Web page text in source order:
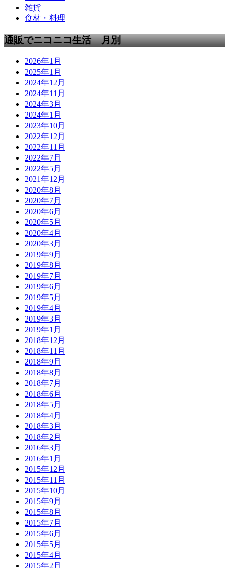
雑貨
食材・料理
通販でニコニコ生活 月別
2026年1月
2025年1月
2024年12月
2024年11月
2024年3月
2024年1月
2023年10月
2022年12月
2022年11月
2022年7月
2022年5月
2021年12月
2020年8月
2020年7月
2020年6月
2020年5月
2020年4月
2020年3月
2019年9月
2019年8月
2019年7月
2019年6月
2019年5月
2019年4月
2019年3月
2019年1月
2018年12月
2018年11月
2018年9月
2018年8月
2018年7月
2018年6月
2018年5月
2018年4月
2018年3月
2018年2月
2016年3月
2016年1月
2015年12月
2015年11月
2015年10月
2015年9月
2015年8月
2015年7月
2015年6月
2015年5月
2015年4月
2015年2月